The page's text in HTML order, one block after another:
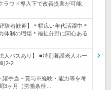
ウド導入下で改善提案が可能、
験者歓迎】＊幅広い年代活躍中＊
体制の職場＊福祉分野に関心ある
人バスあり】 ■特別養護老人ホー
2-2…
諸手当＋賞与※経験・能力等を考
3ヶ月（労働条件…